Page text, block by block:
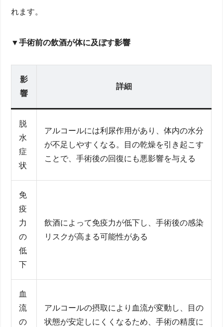
れます。
▼手術前の飲酒が体に及ぼす影響
影
響
詳細
脱
水
症
状
アルコールには利尿作用があり、体内の水分
が不足しやすくなる。目の乾燥を引き起こす
ことで、手術後の回復にも悪影響を与える
免
疫
力
の
低
下
飲酒によって免疫力が低下し、手術後の感染
リスクが高まる可能性がある
血
流
の
アルコールの摂取により血流が変動し、目の
状態が安定しにくくなるため、手術の精度に